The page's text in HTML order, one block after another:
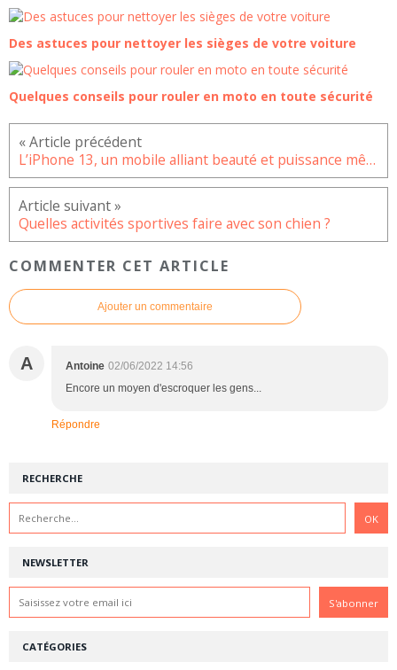
Des astuces pour nettoyer les sièges de votre voiture
Quelques conseils pour rouler en moto en toute sécurité
L’iPhone 13, un mobile alliant beauté et puissance même en reconditionné
Quelles activités sportives faire avec son chien ?
COMMENTER CET ARTICLE
Ajouter un commentaire
A Antoine 02/06/2022 14:56
Encore un moyen d'escroquer les gens...
Répondre
NEWSLETTER
RECHERCHE
CATÉGORIES